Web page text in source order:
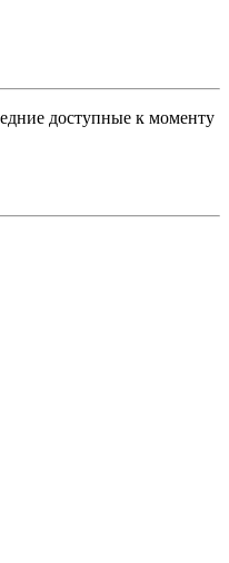
доступные к моменту